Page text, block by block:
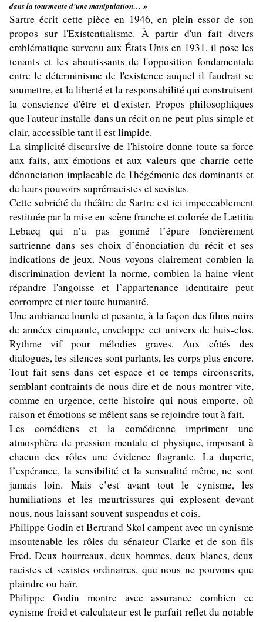
dans la tourmente d'une manipulation… »
Sartre écrit cette pièce en 1946, en plein essor de son
propos sur l'Existentialisme. À partir d'un fait divers
emblématique survenu aux États Unis en 1931, il pose les
tenants et les aboutissants de l'opposition fondamentale
entre le déterminisme de l'existence auquel il faudrait se
soumettre, et la liberté et la responsabilité qui construisent
la conscience d'être et d'exister. Propos philosophiques
que l'auteur installe dans un récit on ne peut plus simple et
clair, accessible tant il est limpide.
La simplicité discursive de l'histoire donne toute sa force
aux faits, aux émotions et aux valeurs que charrie cette
dénonciation implacable de l'hégémonie des dominants et
de leurs pouvoirs suprémacistes et sexistes.
Cette sobriété du théâtre de Sartre est ici impeccablement
restituée par la mise en scène franche et colorée de Lætitia
Lebacq qui n’a pas gommé l’épure foncièrement
sartrienne dans ses choix d’énonciation du récit et ses
indications de jeux. Nous voyons clairement combien la
discrimination devient la norme, combien la haine vient
répandre l'angoisse et l’appartenance identitaire peut
corrompre et nier toute humanité.
Une ambiance lourde et pesante, à la façon des films noirs
de années cinquante, enveloppe cet univers de huis-clos.
Rythme vif pour mélodies graves. Aux côtés des
dialogues, les silences sont parlants, les corps plus encore.
Tout fait sens dans cet espace et ce temps circonscrits,
semblant contraints de nous dire et de nous montrer vite,
comme en urgence, cette histoire qui nous emporte, où
raison et émotions se mêlent sans se rejoindre tout à fait.
Les comédiens et la comédienne impriment une
atmosphère de pression mentale et physique, imposant à
chacun des rôles une évidence flagrante. La duperie,
l’espérance, la sensibilité et la sensualité même, ne sont
jamais loin. Mais c’est avant tout le cynisme, les
humiliations et les meurtrissures qui explosent devant
nous, nous laissant souvent suspendus et cois.
Philippe Godin et Bertrand Skol campent avec un cynisme
insoutenable les rôles du sénateur Clarke et de son fils
Fred. Deux bourreaux, deux hommes, deux blancs, deux
racistes et sexistes ordinaires, que nous ne pouvons que
plaindre ou haïr.
Philippe Godin montre avec assurance combien ce
cynisme froid et calculateur est le parfait reflet du notable